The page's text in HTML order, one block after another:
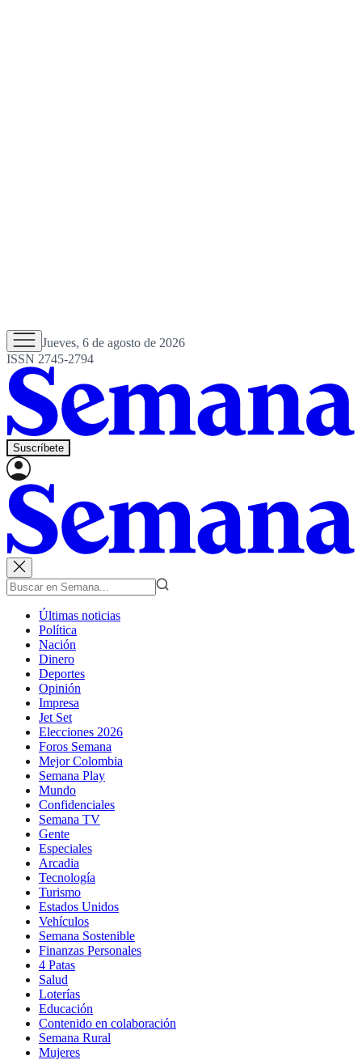
Jueves, 6 de agosto de 2026
ISSN 2745-2794
Suscríbete
Últimas noticias
Política
Nación
Dinero
Deportes
Opinión
Impresa
Jet Set
Elecciones 2026
Foros Semana
Mejor Colombia
Semana Play
Mundo
Confidenciales
Semana TV
Gente
Especiales
Arcadia
Tecnología
Turismo
Estados Unidos
Vehículos
Semana Sostenible
Finanzas Personales
4 Patas
Salud
Loterías
Educación
Contenido en colaboración
Semana Rural
Mujeres